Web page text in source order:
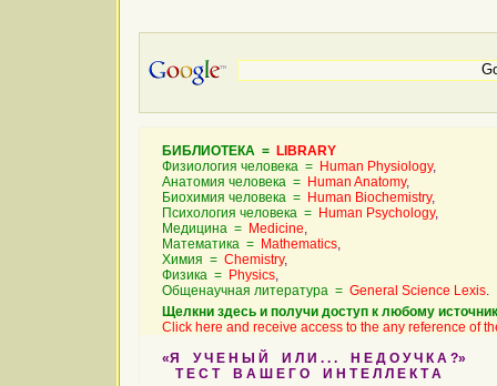
БИБЛИОТЕКА = LIBRARY
Физиология человека = Human Physiology,
Анатомия человека = Human Anatomy,
Биохимия человека = Human Biochemistry,
Психология человека = Human Psychology,
Медицина = Medicine,
Математика = Mathematics,
Химия = Chemistry,
Физика = Physics,
Общенаучная литература = General Science Lexis.
Щелкни здесь и получи доступ к любому
Click here and receive access to the any reference of
«Я У Ч Е Н Ы Й И Л И . . . Н Е Д О У Ч К А ?»
Т Е С Т В А Ш Е Г О И Н Т Е Л Л Е К Т А